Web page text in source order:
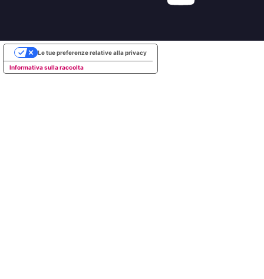
Informativa sulla raccolta
Le tue preferenze relative alla privacy